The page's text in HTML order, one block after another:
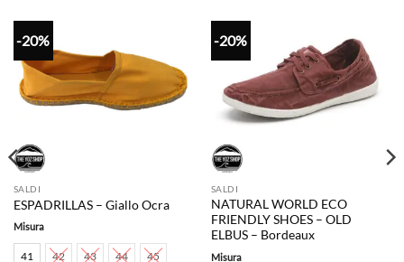
-20%
SALDI
ESPADRILLAS – Giallo Ocra
Misura
41 42 43 44 45
-20%
SALDI
NATURAL WORLD ECO
FRIENDLY SHOES – OLD
ELBUS – Bordeaux
Misura